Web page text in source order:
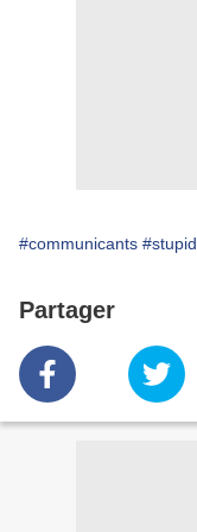
#communicants #stupid
Partager